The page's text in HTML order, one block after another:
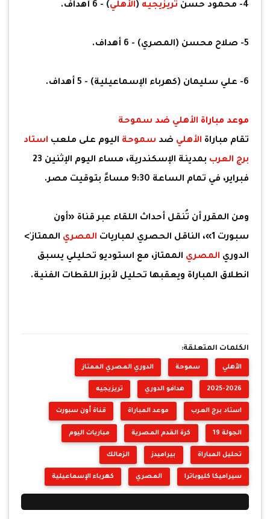
4- محمود حسن تريزيجيه (الأهلي) - 6 أهداف.
5- صلاح محسن (المصري) - 6 أهداف.
6- علي سليمان (كهرباء الإسماعيلية) - 5 أهداف.
موعد مباراة الأهلي ضد سموحة
تقام مباراة الأهلي ضد سموحة اليوم على ملعب استاد
برج العرب
بمدينة الإسكندرية، مساء اليوم الإثنين 23
فبراير، في تمام الساعة 9:30 مساءً بتوقيت مصر.
ومن المقرر أن تُنقل أحداث اللقاء عبر قناة «أون
سبورت 1»، الناقل الحصري لمباريات
المصري الممتاز'>
الدوري المصري الممتاز، مع استوديو تحليلي يسبق
انطلاق المباراة ويعقبها تحليل لأبرز اللقطات الفنية.
الكلمات المتعلقة:
الأهلي سموحة الدوري المصري الممتاز
2025-2026 هدافو الدوري تريزيجيه
استاد برج العرب موعد المباراة قناة أون سبورت
الجولة 19 كرة القدم المصرية مباريات اليوم
تحليل المباراة بيراميدز الزمالك
سيراميكا كليوباترا المصري كهرباء الإسماعيلية